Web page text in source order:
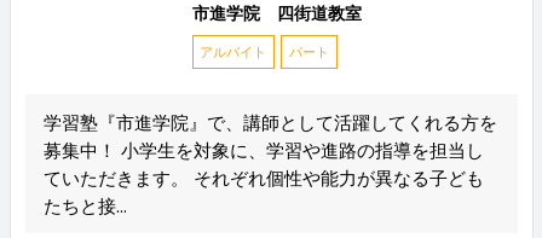
市進学院 四街道教室
アルバイト パート
学習塾『市進学院』で、講師として活躍してくれる方を
募集中！ 小学生を対象に、学習や進路の指導を担当し
ていただきます。 それぞれ個性や能力が異なる子ども
たちと接...